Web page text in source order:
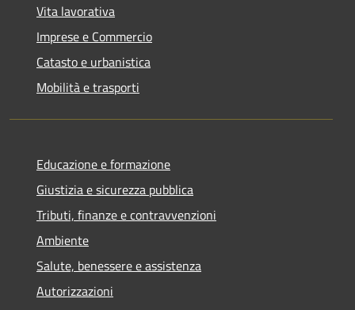
Vita lavorativa
Imprese e Commercio
Catasto e urbanistica
Mobilità e trasporti
Educazione e formazione
Giustizia e sicurezza pubblica
Tributi, finanze e contravvenzioni
Ambiente
Salute, benessere e assistenza
Autorizzazioni